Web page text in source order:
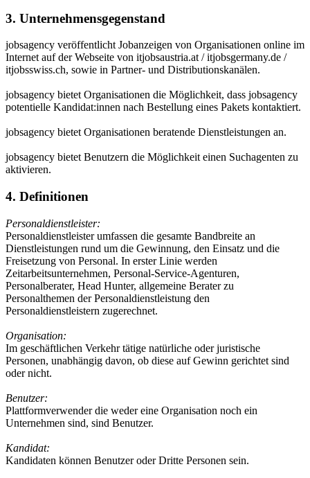
3. Unternehmensgegenstand
jobsagency veröffentlicht Jobanzeigen von Organisationen online im
Internet auf der Webseite von itjobsaustria.at / itjobsgermany.de /
itjobsswiss.ch, sowie in Partner- und Distributionskanälen.
jobsagency bietet Organisationen die Möglichkeit, dass jobsagency
potentielle Kandidat:innen nach Bestellung eines Pakets kontaktiert.
jobsagency bietet Organisationen beratende Dienstleistungen an.
jobsagency bietet Benutzern die Möglichkeit einen Suchagenten zu
aktivieren.
4. Definitionen
Personaldienstleister:
Personaldienstleister umfassen die gesamte Bandbreite an
Dienstleistungen rund um die Gewinnung, den Einsatz und die
Freisetzung von Personal. In erster Linie werden
Zeitarbeitsunternehmen, Personal-Service-Agenturen,
Personalberater, Head Hunter, allgemeine Berater zu
Personalthemen der Personaldienstleistung den
Personaldienstleistern zugerechnet.
Organisation:
Im geschäftlichen Verkehr tätige natürliche oder juristische
Personen, unabhängig davon, ob diese auf Gewinn gerichtet sind
oder nicht.
Benutzer:
Plattformverwender die weder eine Organisation noch ein
Unternehmen sind, sind Benutzer.
Kandidat:
Kandidaten können Benutzer oder Dritte Personen sein.